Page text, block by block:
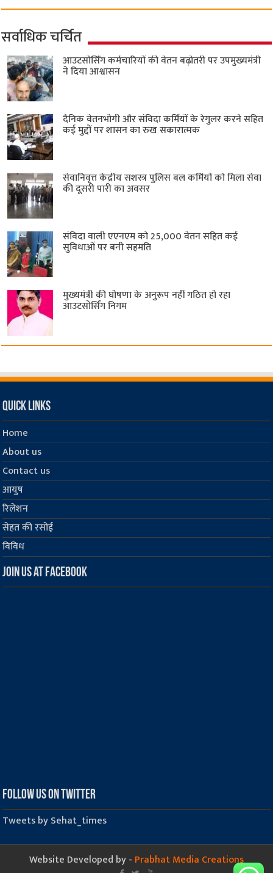
सर्वाधिक चर्चित
आउटसोर्सिंग कर्मचारियों की वेतन बढ़ोतरी पर उपमुख्यमंत्री
ने दिया आश्वासन
दैनिक वेतनभोगी और संविदा कर्मियों के रेगुलर करने सहित
कई मुद्दों पर शासन का रुख सकारात्मक
सेवानिवृत्त केंद्रीय सशस्त्र पुलिस बल ​कर्मियों को मिला सेवा
की दूसरी पारी का अवसर
संविदा वाली एएनएम को 25,000 वेतन सहित कई
सुविधाओं पर बनी सहमति
मुख्यमंत्री की घोषणा के अनुरूप नहीं गठित हो रहा
आउटसोर्सिंग निगम
Quick Links
Home
About us
Contact us
आयुष
रिलेशन
सेहत की रसोई
विविध
Join us at Facebook
Follow us on Twitter
Tweets by Sehat_times
Website Developed by - Prabhat Media Creations